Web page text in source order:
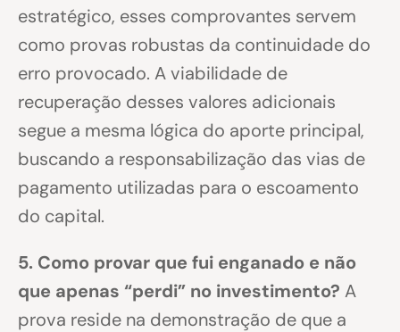
estratégico, esses comprovantes servem
como provas robustas da continuidade do
erro provocado. A viabilidade de
recuperação desses valores adicionais
segue a mesma lógica do aporte principal,
buscando a responsabilização das vias de
pagamento utilizadas para o escoamento
do capital.
5. Como provar que fui enganado e não
que apenas “perdi” no investimento? A
prova reside na demonstração de que a